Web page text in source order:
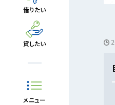
借りたい
貸したい
メニュー